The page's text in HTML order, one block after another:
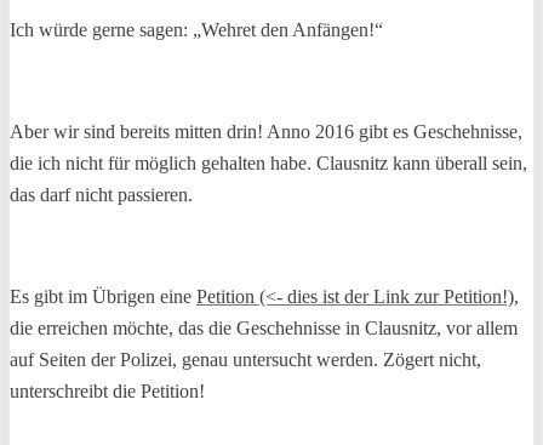
Ich würde gerne sagen: „Wehret den Anfängen!“
Aber wir sind bereits mitten drin! Anno 2016 gibt es Geschehnisse,
die ich nicht für möglich gehalten habe. Clausnitz kann überall sein,
das darf nicht passieren.
Es gibt im Übrigen eine Petition (<- dies ist der Link zur Petition!),
die erreichen möchte, das die Geschehnisse in Clausnitz, vor allem
auf Seiten der Polizei, genau untersucht werden. Zögert nicht,
unterschreibt die Petition!